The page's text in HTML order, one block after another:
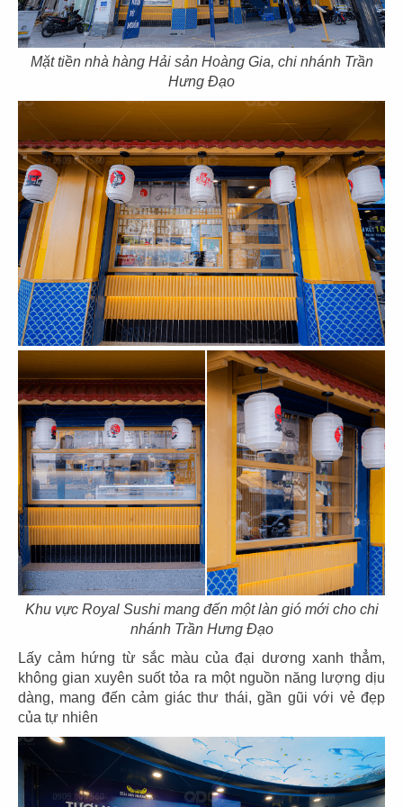
Mặt tiền nhà hàng Hải sản Hoàng Gia, chi nhánh Trần
Hưng Đạo
Khu vực Royal Sushi mang đến một làn gió mới cho chi
nhánh Trần Hưng Đạo
Lấy cảm hứng từ sắc màu của đại dương xanh thẳm,
không gian xuyên suốt tỏa ra một nguồn năng lượng dịu
dàng, mang đến cảm giác thư thái, gần gũi với vẻ đẹp
của tự nhiên
107
DON CHICKEN
108
DON CHICKEN
CN Hai Bà Trưng - Q.1
109
DON CHICKEN
CN Điện Biên Phủ - Q.BT
110
THAI MARKET
CN Emart Gò Vấp
111
THAI MARKET
CN Phan Xích Long
112
PAT KAO THAI 1
CN Mỹ Tho
113
PAT KAO THAI 2
CN Bến Tre
114
PAT KAO THAI 3
CN Mỹ Tho
115
LOTUS BLOOM
116